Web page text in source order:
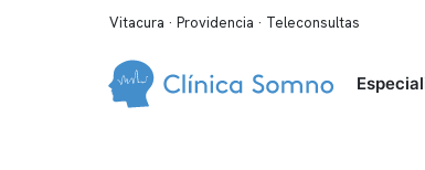
Vitacura · Providencia · Teleconsultas